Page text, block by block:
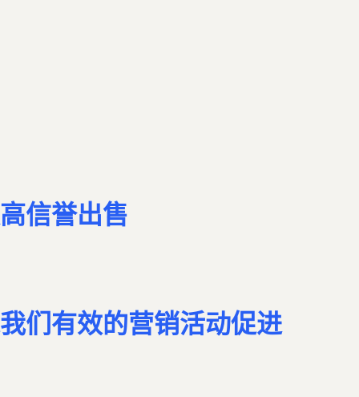
信誉出售
们有效的营销活动促进